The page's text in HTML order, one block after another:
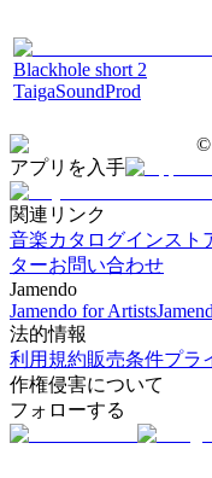
Blackhole short 2
TaigaSoundProd
©
アプリを入手
関連リンク
音楽カタログインスト
ターお問い合わせ
Jamendo
Jamendo for Artists
法的情報
利用規約販売条件プラ
作権侵害について
フォローする